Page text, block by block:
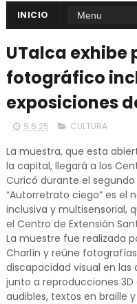
INICIO
UTalca exhibe
fotográfico
exposiciones
9.6.25 CULTURA
La muestra, que esta
la capital, llegará a los
Curicó durante el
“Autorretrato ciego” es el
inclusiva y multisensorial,
el Centro de Extensión
La muestre fue realizada
Charlín y reúne
discapacidad visual en
junto a reproducciones
audibles, textos en braille